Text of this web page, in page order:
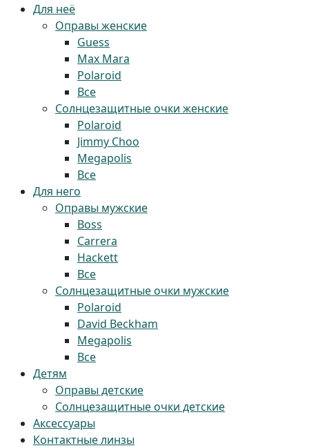
Для неё
Оправы женские
Guess
Max Mara
Polaroid
Все
Солнцезащитные очки женские
Polaroid
Jimmy Choo
Megapolis
Все
Для него
Оправы мужские
Boss
Carrera
Hackett
Все
Солнцезащитные очки мужские
Polaroid
David Beckham
Megapolis
Все
Детям
Оправы детские
Солнцезащитные очки детские
Аксессуары
Контактные линзы